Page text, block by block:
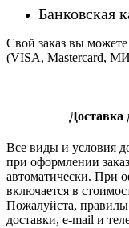
Банковская
Свой заказ вы
(VISA, Mastercard,
Доставка
Все виды и условия
при оформлении
автоматически. При
включается в
Пожалуйста,
доставки, e-mail и